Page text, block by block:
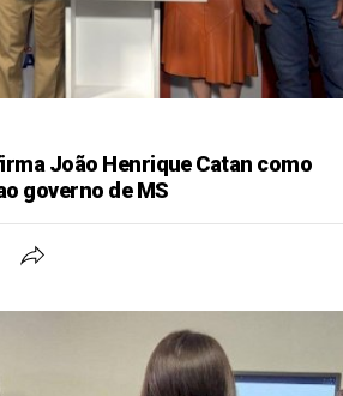
João Henrique Catan como
governo de MS